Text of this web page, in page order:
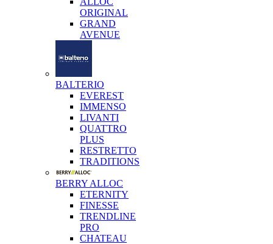
ORIGINAL
GRAND
AVENUE
BALTERIO
EVEREST
IMMENSO
LIVANTI
QUATTRO
PLUS
RESTRETTO
TRADITIONS
BERRY ALLOC
ETERNITY
FINESSE
TRENDLINE
PRO
CHATEAU